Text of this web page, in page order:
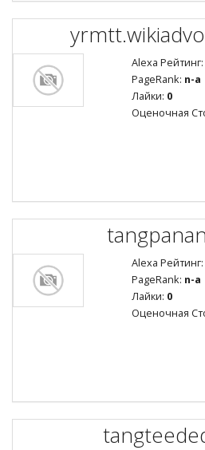
Alexa Рейтинг:
PageRank: n-a
Лайки: 0
Оценочная
Alexa Рейтинг:
PageRank: n-a
Лайки: 0
Оценочная